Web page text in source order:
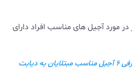
مورد آجیل های مناسب افراد دارای
دیابت